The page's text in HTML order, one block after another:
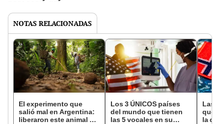
NOTAS RELACIONADAS
El experimento que
salió mal en Argentina:
liberaron este animal y
Los 3 ÚNICOS países
del mundo que tienen
las 5 vocales en su
Las
que
la de